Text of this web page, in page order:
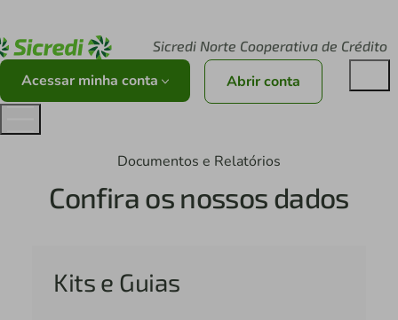
Sicredi Norte Cooperativa de Crédito
Acessar minha conta Abrir conta
Documentos e Relatórios
Confira os nossos dados
Kits e Guias